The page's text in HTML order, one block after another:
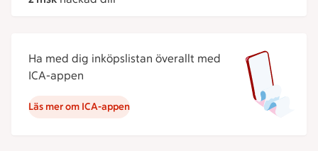
Ha med dig inköpslistan överallt med
ICA-appen
Läs mer om ICA-appen